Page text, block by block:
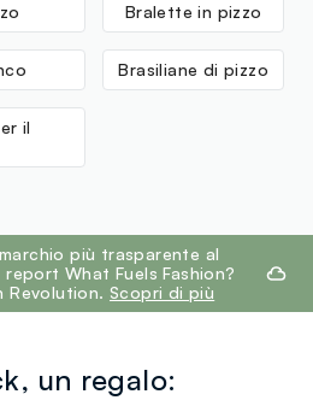
Bralette in pizzo
Brasiliane di pizzo
il
più trasparente al
What Fuels Fashion?
Revolution. Scopri di più
un regalo: